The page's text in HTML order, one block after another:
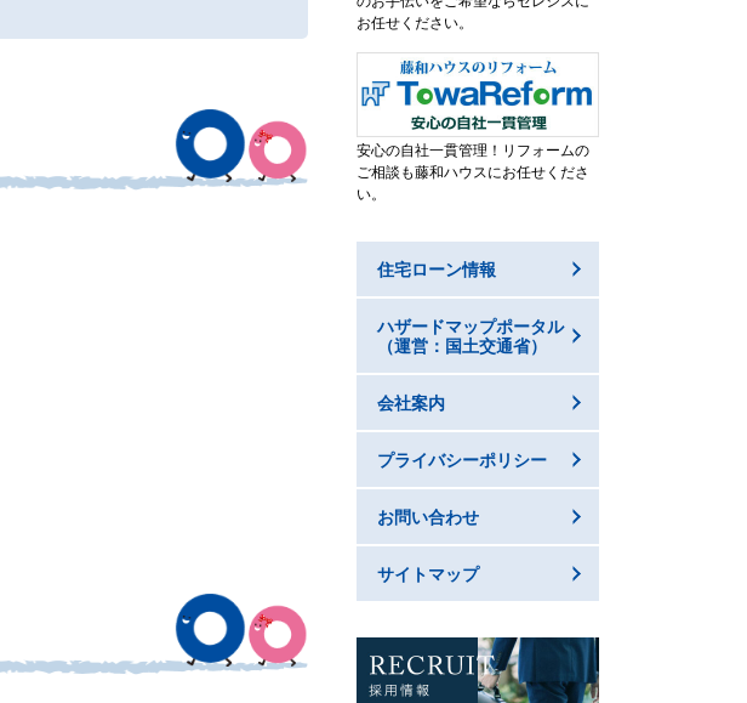
お任せください。
安心の自社一貫管理！リフォームの
ご相談も藤和ハウスにお任せくださ
い。
住宅ローン情報
ハザードマップポータル
（運営：国土交通省）
会社案内
プライバシーポリシー
お問い合わせ
サイトマップ